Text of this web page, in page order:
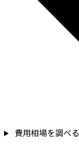
費用相場を調べる